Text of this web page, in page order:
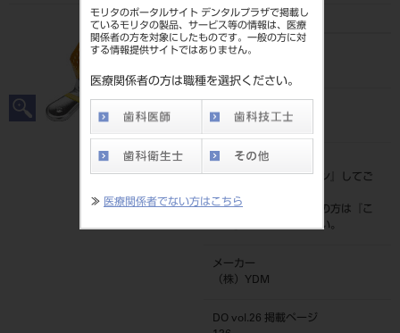
モリタのポータルサイト デンタルプラザで掲載し
ているモリタの製品、サービス等の情報は、医療
関係者の方を対象にしたものです。一般の方に対
する情報提供サイトではありません。
医療関係者の方は職種を選択ください。
≫ 医療関係者でない方はこちら
品目コード
4963931191048
標準価格
価格の確認は『ログイン
』してご
ネット会員登録がまだの方は『
こ
ちら』より登録ください。
メーカー
（株）YDM
DO vol.26 掲載ページ